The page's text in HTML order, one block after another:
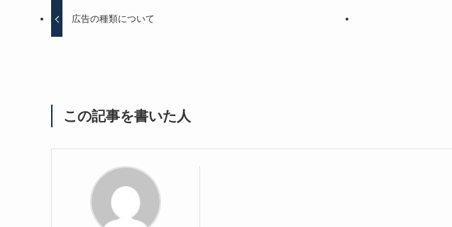
広告の種類について
この記事を書いた人